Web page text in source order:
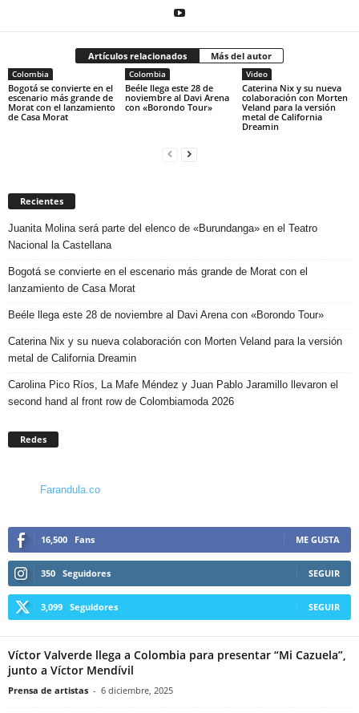
Artículos relacionados Más del autor
Colombia
Bogotá se convierte en el
escenario más grande de
Morat con el lanzamiento
de Casa Morat
Colombia
Beéle llega este 28 de
noviembre al Davi Arena
con «Borondo Tour»
Video
Caterina Nix y su nueva
colaboración con Morten
Veland para la versión
metal de California
Dreamin
Recientes
Juanita Molina será parte del elenco de «Burundanga» en el Teatro
Nacional la Castellana
Bogotá se convierte en el escenario más grande de Morat con el
lanzamiento de Casa Morat
Beéle llega este 28 de noviembre al Davi Arena con «Borondo Tour»
Caterina Nix y su nueva colaboración con Morten Veland para la versión
metal de California Dreamin
Carolina Pico Ríos, La Mafe Méndez y Juan Pablo Jaramillo llevaron el
second hand al front row de Colombiamoda 2026
Redes
Farandula.co
16,500 Fans ME GUSTA
350 Seguidores SEGUIR
3,099 Seguidores SEGUIR
Víctor Valverde llega a Colombia para presentar “Mi Cazuela”,
junto a Víctor Mendívil
Prensa de artistas - 6 diciembre, 2025